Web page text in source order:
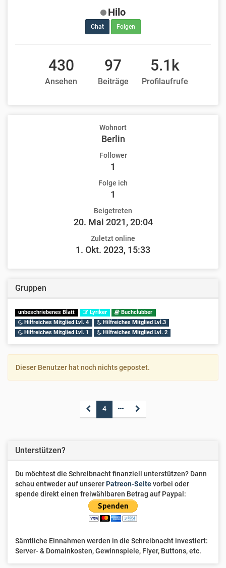
Hilo
Chat Folgen
430
Ansehen
97
Beiträge
5.1k
Profilaufrufe
Wohnort
Berlin
Follower
1
Folge ich
1
Beigetreten
20. Mai 2021, 20:04
Zuletzt online
1. Okt. 2023, 15:33
Gruppen
unbeschriebenes Blatt Lyriker
Buchclubber
Hilfreiches Mitglied Lvl. 4
Hilfreiches Mitglied Lvl.3
Hilfreiches Mitglied Lvl. 1
Hilfreiches Mitglied Lvl. 2
Dieser Benutzer hat noch nichts gepostet.
4
Unterstützen?
Du möchtest die Schreibnacht finanziell unterstützen? Dann
schau entweder auf unsererPatreon-Seitevorbei oder
spende direkt einen freiwählbaren Betrag auf Paypal:
Sämtliche Einnahmen werden in die Schreibnacht investiert:
Server- & Domainkosten, Gewinnspiele, Flyer, Buttons, etc.